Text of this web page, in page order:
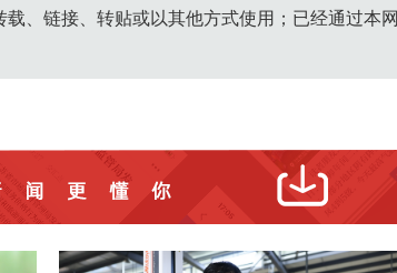
、链接、转贴或以其他方式使用；已经通过本网